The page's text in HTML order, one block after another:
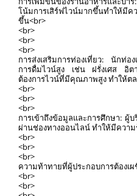
โน้มการเสิร์ฟไวน์มากขึ้นทำให้มีค
ขึ้น<br>
<br>
<br>
<br>
การส่งเสริมการท่องเที่ยว: นักท่อ
การดื่มไวน์สูง เช่น ฝรั่งเศส อิ
ต้องการไวน์ที่มีคุณภาพสูง ทำให้ต
<br>
<br>
<br>
การเข้าถึงข้อมูลและการศึกษา: ผู้
ผ่านช่องทางออนไลน์ ทำให้มีควา
<br>
<br>
<br>
ความท้าทายที่ผู้ประกอบการต้องเ
<br>
<br>